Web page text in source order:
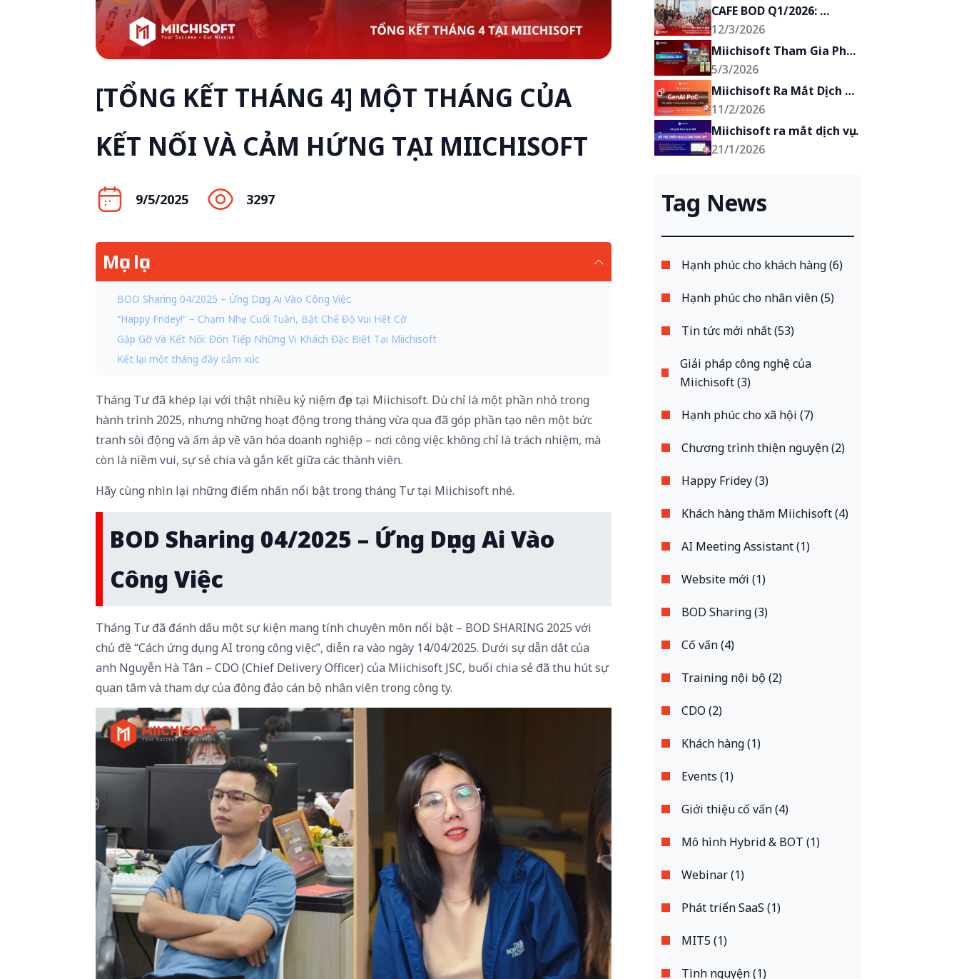
[TỔNG KẾT THÁNG 4] MỘT THÁNG CỦA
KẾT NỐI VÀ CẢM HỨNG TẠI MIICHISOFT
9/5/2025 3297
Mục lục
BOD Sharing 04/2025 – Ứng Dụng Ai Vào Công Việc
“Happy Fridey!” – Chạm Nhẹ Cuối Tuần, Bật Chế Độ Vui Hết Cỡ
Gặp Gỡ Và Kết Nối: Đón Tiếp Những Vị Khách Đặc Biệt Tại Miichisoft
Kết lại một tháng đầy cảm xúc
Tháng Tư đã khép lại với thật nhiều kỷ niệm đẹp tại Miichisoft. Dù chỉ là một phần nhỏ trong
hành trình 2025, nhưng những hoạt động trong tháng vừa qua đã góp phần tạo nên một bức
tranh sôi động và ấm áp về văn hóa doanh nghiệp – nơi công việc không chỉ là trách nhiệm, mà
còn là niềm vui, sự sẻ chia và gắn kết giữa các thành viên.
Hãy cùng nhìn lại những điểm nhấn nổi bật trong tháng Tư tại Miichisoft nhé.
BOD Sharing 04/2025 – Ứng Dụng Ai Vào
Công Việc
Tháng Tư đã đánh dấu một sự kiện mang tính chuyên môn nổi bật – BOD SHARING 2025 với
chủ đề “Cách ứng dụng AI trong công việc”, diễn ra vào ngày 14/04/2025. Dưới sự dẫn dắt của
anh Nguyễn Hà Tân – CDO (Chief Delivery Officer) của Miichisoft JSC, buổi chia sẻ đã thu hút sự
quan tâm và tham dự của đông đảo cán bộ nhân viên trong công ty.
CAFE BOD Q1/2026:
Miichisoft hướng tới mục
tiêu trở thành đối tác
chiến lược của khách
hàng
12/3/2026
Miichisoft Tham Gia Phát
Triển Trải Nghiệm AR Du
Lịch Anime “Okinawa
2Go!” tại Okinawa, Nhật
Bản
5/3/2026
Miichisoft Ra Mắt Dịch Vụ
Phát Triển GenAI PoC –
Biến Ý Tưởng Ứng Dụng
GenAI Thành Hiện Thực
11/2/2026
Miichisoft ra mắt dịch vụ
triển khai Dify: 2 tuần có
bảo mật tuyệt đối
21/1/2026
Tag News
Hạnh phúc cho khách hàng (6)
Hạnh phúc cho nhân viên (5)
Tin tức mới nhất (53)
Giải pháp công nghệ của
Miichisoft (3)
Hạnh phúc cho xã hội (7)
Chương trình thiện nguyện (2)
Happy Fridey (3)
Khách hàng thăm Miichisoft (4)
AI Meeting Assistant (1)
Website mới (1)
BOD Sharing (3)
Cố vấn (4)
Training nội bộ (2)
CDO (2)
Khách hàng (1)
Events (1)
Giới thiệu cố vấn (4)
Mô hình Hybrid & BOT (1)
Webinar (1)
Phát triển SaaS (1)
MIT5 (1)
Tình nguyện (1)